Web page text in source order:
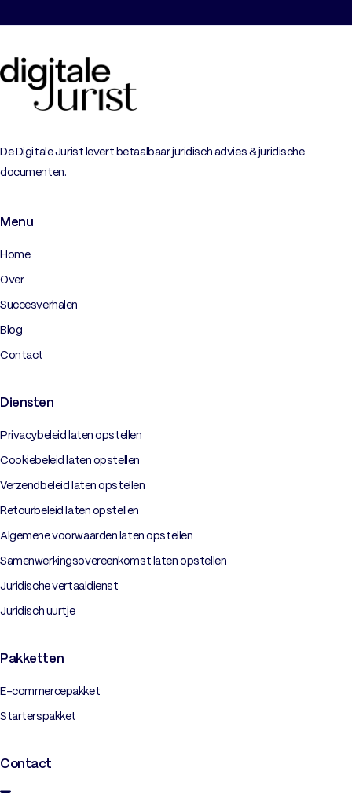
De Digitale Jurist levert betaalbaar juridisch advies & juridische
documenten.
Menu
Home
Over
Succesverhalen
Blog
Contact
Diensten
Privacybeleid laten opstellen
Cookiebeleid laten opstellen
Verzendbeleid laten opstellen
Retourbeleid laten opstellen
Algemene voorwaarden laten opstellen
Samenwerkingsovereenkomst laten opstellen
Juridische vertaaldienst
Juridisch uurtje
Pakketten
E-commercepakket
Starterspakket
Contact